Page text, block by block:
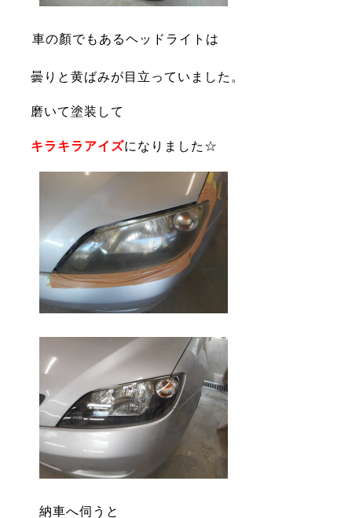
車の顏でもあるヘッドライトは
曇りと 黄ばみが目立っていました。
磨いて塗装して
キラキラアイズになりました☆
納車へ伺うと